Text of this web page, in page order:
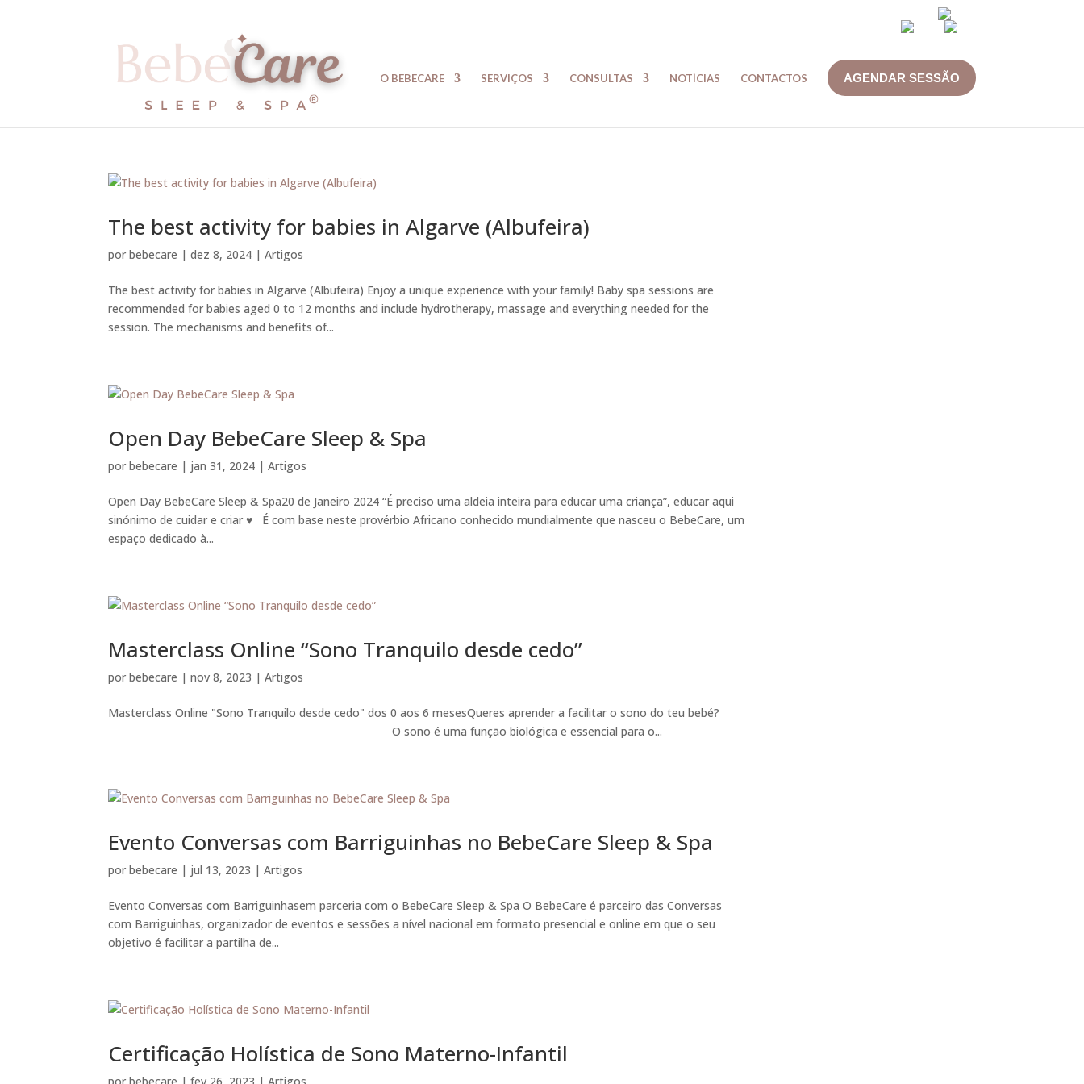
O BEBECARE SERVIÇOS CONSULTAS NOTÍCIAS CONTACTOS AGENDAR SESSÃO
The best activity for babies in Algarve (Albufeira)
porbebecare |dez 8, 2024 |Artigos
The best activity for babies in Algarve (Albufeira) Enjoy a unique experience with your family! Baby spa sessions are
recommended for babies aged 0 to 12 months and include hydrotherapy, massage and everything needed for the
session. The mechanisms and benefits of...
Open Day BebeCare Sleep & Spa
porbebecare | jan 31, 2024 |Artigos
Open Day BebeCare Sleep & Spa20 de Janeiro 2024 “É preciso uma aldeia inteira para educar uma criança”, educar aqui
sinónimo de cuidar e criar ♥ É com base neste provérbio Africano conhecido mundialmente que nasceu o BebeCare, um
espaço dedicado à...
Masterclass Online “Sono Tranquilo desde cedo”
porbebecare |nov 8, 2023 |Artigos
Masterclass Online "Sono Tranquilo desde cedo" dos 0 aos 6 mesesQueres aprender a facilitar o sono do teu bebé?
O sono é uma função biológica e essencial para o...
Evento Conversas com Barriguinhas no BebeCare Sleep & Spa
porbebecare | jul 13, 2023 |Artigos
Evento Conversas com Barriguinhasem parceria com o BebeCare Sleep & Spa O BebeCare é parceiro das Conversas
com Barriguinhas, organizador de eventos e sessões a nível nacional em formato presencial e online em que o seu
objetivo é facilitar a partilha de...
Certificação Holística de Sono Materno-Infantil